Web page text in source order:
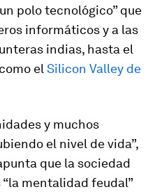
polo tecnológico” que
informáticos y a las
indias, hasta el
el Silicon Valley de
y muchos
el nivel de vida”,
que la sociedad
mentalidad feudal”